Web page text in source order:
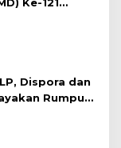
?
Dispora dan
Rumput